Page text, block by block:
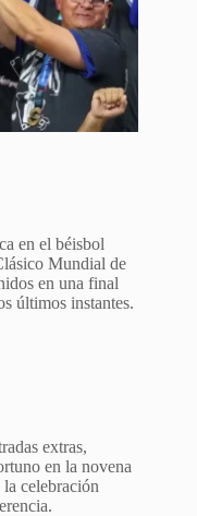
en el béisbol
Mundial de
en una final
últimos instantes.
extras,
en la novena
celebración